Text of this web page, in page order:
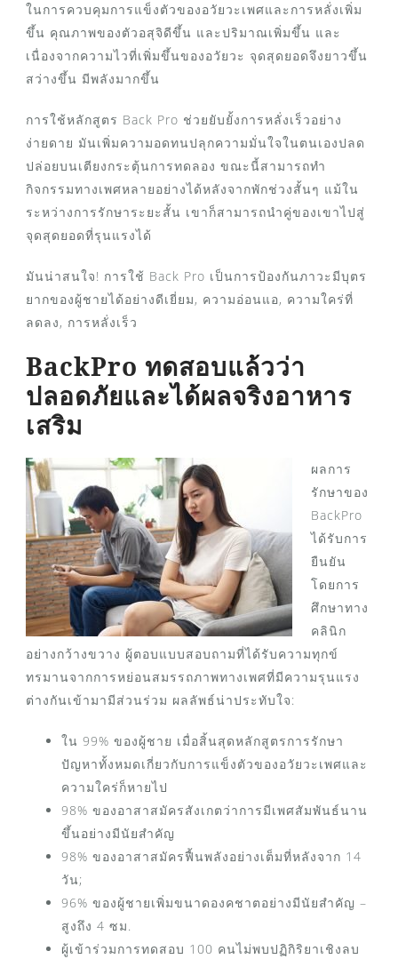
ในการควบคุมการแข็งตัวของอวัยวะเพศและการหลั่งเพิ่ม
ขึ้น คุณภาพของตัวอสุจิดีขึ้น และปริมาณเพิ่มขึ้น และ
เนื่องจากความไวที่เพิ่มขึ้นของอวัยวะ จุดสุดยอดจึงยาวขึ้น
สว่างขึ้น มีพลังมากขึ้น
การใช้หลักสูตร Back Pro ช่วยยับยั้งการหลั่งเร็วอย่าง
ง่ายดาย มันเพิ่มความอดทนปลุกความมั่นใจในตนเองปลด
ปล่อยบนเตียงกระตุ้นการทดลอง ขณะนี้สามารถทำ
กิจกรรมทางเพศหลายอย่างได้หลังจากพักช่วงสั้นๆ แม้ใน
ระหว่างการรักษาระยะสั้น เขาก็สามารถนำคู่ของเขาไปสู่
จุดสุดยอดที่รุนแรงได้
มันน่าสนใจ! การใช้ Back Pro เป็นการป้องกันภาวะมีบุตร
ยากของผู้ชายได้อย่างดีเยี่ยม, ความอ่อนแอ, ความใคร่ที่
ลดลง, การหลั่งเร็ว
BackPro ทดสอบแล้วว่า
ปลอดภัยและได้ผลจริงอาหาร
เสริม
ผลการ
รักษาของ
BackPro
ได้รับการ
ยืนยัน
โดยการ
ศึกษาทาง
คลินิก
อย่างกว้างขวาง ผู้ตอบแบบสอบถามที่ได้รับความทุกข์
ทรมานจากการหย่อนสมรรถภาพทางเพศที่มีความรุนแรง
ต่างกันเข้ามามีส่วนร่วม ผลลัพธ์น่าประทับใจ:
ใน 99% ของผู้ชาย เมื่อสิ้นสุดหลักสูตรการรักษา
ปัญหาทั้งหมดเกี่ยวกับการแข็งตัวของอวัยวะเพศและ
ความใคร่ก็หายไป
98% ของอาสาสมัครสังเกตว่าการมีเพศสัมพันธ์นาน
ขึ้นอย่างมีนัยสำคัญ
98% ของอาสาสมัครฟื้นพลังอย่างเต็มที่หลังจาก 14
วัน;
96% ของผู้ชายเพิ่มขนาดองคชาตอย่างมีนัยสำคัญ –
สูงถึง 4 ซม.
ผู้เข้าร่วมการทดสอบ 100 คนไม่พบปฏิกิริยาเชิงลบ